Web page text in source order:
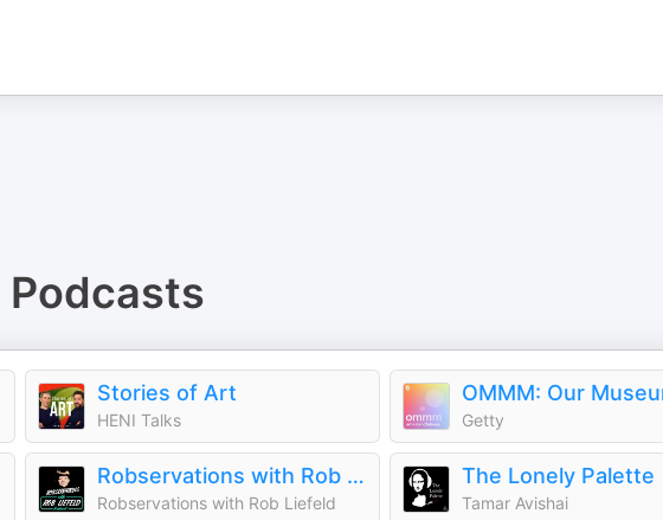
Podcasts
Stories of Art
HENI Talks Getty
Robservations with Rob Liefeld
Robservations with Rob Liefeld
The Lonely Palette
Tamar Avishai